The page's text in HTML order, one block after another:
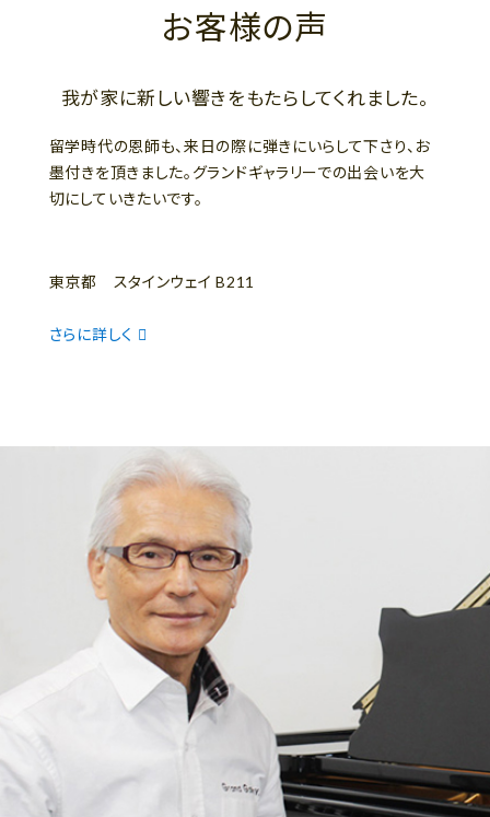
お客様の声
我が家に新しい響きをもたらしてくれました。
留学時代の恩師も、来日の際に弾きにいらして下さり、お
墨付きを頂きました。グランドギャラリーでの出会いを大
切にしていきたいです。
東京都 スタインウェイ B211
さらに詳しく